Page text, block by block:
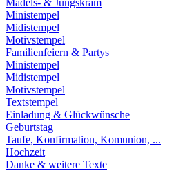
Mädels- & Jungskram
Ministempel
Midistempel
Motivstempel
Familienfeiern & Partys
Ministempel
Midistempel
Motivstempel
Textstempel
Einladung & Glückwünsche
Geburtstag
Taufe, Konfirmation, Komunion, ...
Hochzeit
Danke & weitere Texte